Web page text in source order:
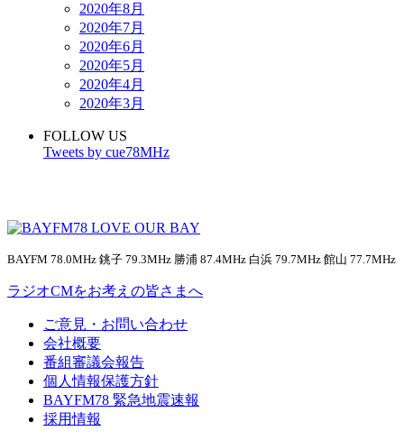
2020年8月
2020年7月
2020年6月
2020年5月
2020年4月
2020年3月
FOLLOW US
Tweets by cue78MHz
BAYFM 78.0MHz 銚子 79.3MHz 勝浦 87.4MHz 白浜 79.7MHz 館山 77.7MHz
ラジオCMをお考えの皆さまへ
ご意見・お問い合わせ
会社概要
番組審議会報告
個人情報保護方針
BAYFM78 緊急地震速報
採用情報